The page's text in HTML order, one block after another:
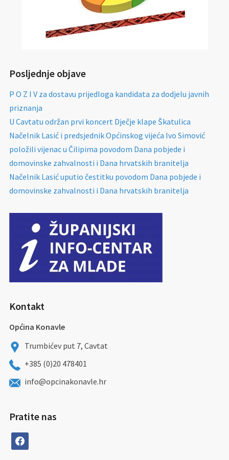
Posljednje objave
P O Z I V za dostavu prijedloga kandidata za dodjelu javnih
priznanja
U Cavtatu održan prvi koncert Dječje klape Škatulica
Načelnik Lasić i predsjednik Općinskog vijeća Ivo Simović
položili vijenac u Čilipima povodom Dana pobjede i
domovinske zahvalnosti i Dana hrvatskih branitelja
Načelnik Lasić uputio čestitku povodom Dana pobjede i
domovinske zahvalnosti i Dana hrvatskih branitelja
Kontakt
Općina Konavle
Trumbićev put 7, Cavtat
+385 (0)20 478401
info@opcinakonavle.hr
Pratite nas
facebook